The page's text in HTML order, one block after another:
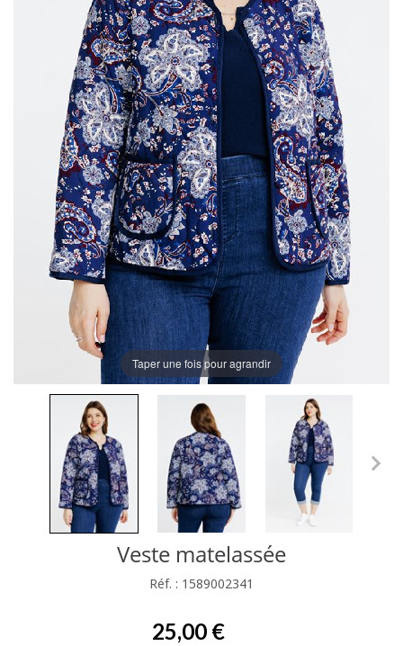
Taper une fois pour agrandir
Veste matelassée
Réf. : 1589002341
25,00 €